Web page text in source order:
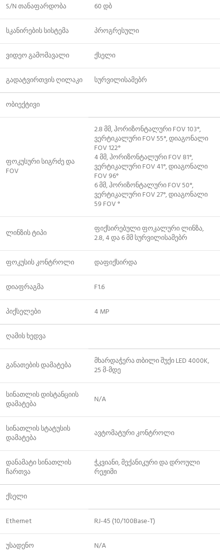
S/N თანაფარდობა 60 დბ
სკანირების სისტემა პროგრესული
ვიდეო გამომავალი ქსელი
გადატვირთვის ღილაკი სურვილისამებრ
ობიექტივი
ფოკუსური სიგრძე და
FOV
2.8 მმ, ჰორიზონტალური FOV 103°,
ვერტიკალური FOV 55°, დიაგონალი
FOV 122°
4 მმ, ჰორიზონტალური FOV 81°,
ვერტიკალური FOV 41°, დიაგონალი
FOV 96°
6 მმ, ჰორიზონტალური FOV 50°,
ვერტიკალური FOV 27°, დიაგონალი
59 FOV °
ლინზის ტიპი
ფიქსირებული ფოკალური ლინზა,
2.8, 4 და 6 მმ სურვილისამებრ
ფოკუსის კონტროლი დაფიქსირდა
დიაფრაგმა F1.6
პიქსელები 4 MP
ღამის ხედვა
განათების დამატება
მხარდაჭერა თბილი შუქი LED 4000K,
25 მ-მდე
სინათლის დისტანციის
დამატება
N/A
სინათლის სტატუსის
დამატება
ავტომატური კონტროლი
დანამატი სინათლის
ჩართვა
ჭკვიანი, მექანიკური და დროული
რეჟიმი
ქსელი
Ethernet RJ-45 (10/100Base-T)
უსადენო N/A